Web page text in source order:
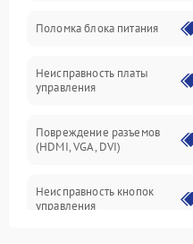
Механические
Поломка блока питания
Неисправность платы
управления
Повреждение разъемов
(HDMI, VGA, DVI)
Неисправность кнопок
управления